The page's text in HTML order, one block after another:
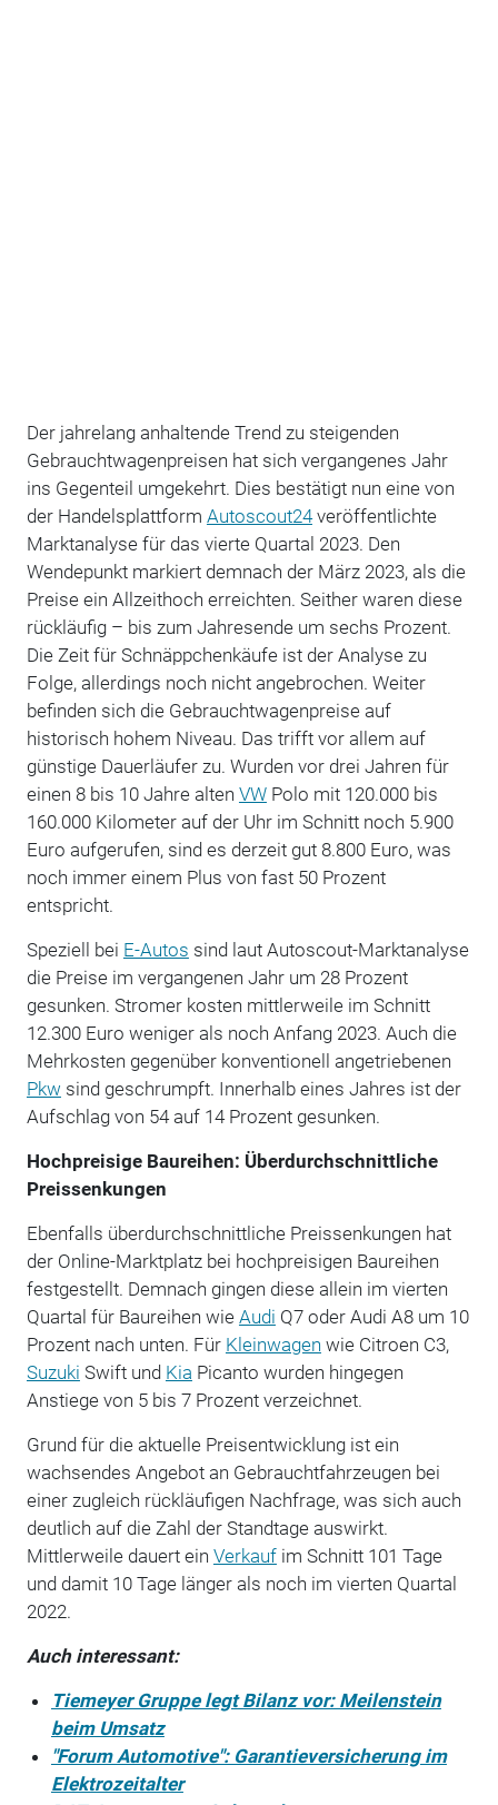
Der jahrelang anhaltende Trend zu steigenden
Gebrauchtwagenpreisen hat sich vergangenes Jahr
ins Gegenteil umgekehrt. Dies bestätigt nun eine von
der Handelsplattform Autoscout24veröffentlichte
Marktanalyse für das vierte Quartal 2023. Den
Wendepunkt markiert demnach der März 2023, als die
Preise ein Allzeithoch erreichten. Seither waren diese
rückläufig – bis zum Jahresende um sechs Prozent.
Die Zeit für Schnäppchenkäufe ist der Analyse zu
Folge, allerdings noch nicht angebrochen. Weiter
befinden sich die Gebrauchtwagenpreise auf
historisch hohem Niveau. Das trifft vor allem auf
günstige Dauerläufer zu. Wurden vor drei Jahren für
einen 8 bis 10 Jahre alten VWPolo mit 120.000 bis
160.000 Kilometer auf der Uhr im Schnitt noch 5.900
Euro aufgerufen, sind es derzeit gut 8.800 Euro, was
noch immer einem Plus von fast 50 Prozent
entspricht.
Speziell bei E-Autos sind laut Autoscout-Marktanalyse
die Preise im vergangenen Jahr um 28 Prozent
gesunken. Stromer kosten mittlerweile im Schnitt
12.300 Euro weniger als noch Anfang 2023. Auch die
Mehrkosten gegenüber konventionell angetriebenen
Pkw sind geschrumpft. Innerhalb eines Jahres ist der
Aufschlag von 54 auf 14 Prozent gesunken.
Hochpreisige Baureihen: Überdurchschnittliche
Preissenkungen
Ebenfalls überdurchschnittliche Preissenkungen hat
der Online-Marktplatz bei hochpreisigen Baureihen
festgestellt. Demnach gingen diese allein im vierten
Quartal für Baureihen wie Audi Q7 oder Audi A8 um 10
Prozent nach unten. Für Kleinwagen wie Citroen C3,
Suzuki Swift und Kia Picanto wurden hingegen
Anstiege von 5 bis 7 Prozent verzeichnet.
Grund für die aktuelle Preisentwicklung ist ein
wachsendes Angebot an Gebrauchtfahrzeugen bei
einer zugleich rückläufigen Nachfrage, was sich auch
deutlich auf die Zahl der Standtage auswirkt.
Mittlerweile dauert ein Verkaufim Schnitt 101 Tage
und damit 10 Tage länger als noch im vierten Quartal
2022.
Auch interessant:
Tiemeyer Gruppe legt Bilanz vor: Meilenstein
beim Umsatz
"Forum Automotive": Garantieversicherung im
Elektrozeitalter